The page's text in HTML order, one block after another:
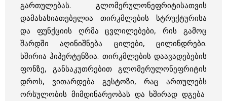
გართულებას. გლომერულონეფრიტისათვის
დამახასი­ათე­ბე­ლია თირკმლების სტრუქტურისა
და ფუნქციის ღრმა ცვლილებები, რის გამოც
შარდში აღინიშნება ცილები, ცილინდრები.
ხშირია ჰიპერტენზია. თირკმლების დაავადებების
ფონზე, განსაკუთრებით გლომერულონეფრიტის
დროს, ვითარდება გესტოზი, რაც ართულებს
ორსულობის მიმდინარეობას და ხშირად დგება